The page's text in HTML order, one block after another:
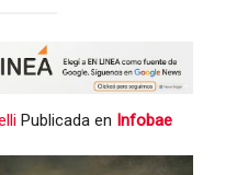
Publicada en Infobae